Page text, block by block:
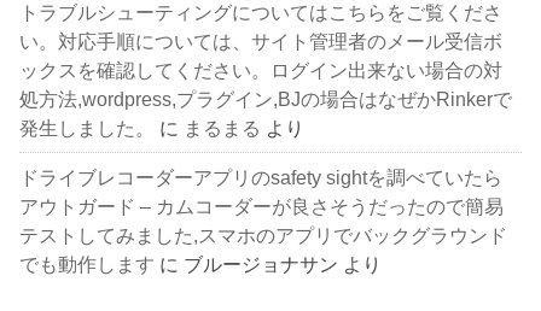
トラブルシューティングについてはこちらをご覧くださ
い。対応手順については、サイト管理者のメール受信ボ
ックスを確認してください。ログイン出来ない場合の対
処方法,wordpress,プラグイン,BJの場合はなぜかRinkerで
発生しました。
に まるまる より
ドライブレコーダーアプリのsafety sightを調べていたら
アウトガード – カムコーダーが良さそうだったので簡易
テストしてみました,スマホのアプリでバックグラウンド
でも動作します に ブルージョナサン より